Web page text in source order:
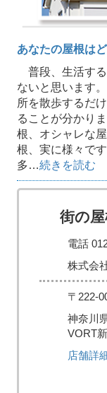
あなたの屋根は
普段、生活する
ないと思います
所を散歩するだ
ることが分かり
根、オシャレな
根、実に様々で
多…続きを読む
街の
電話
株式会
〒222-
神奈川
VORT
店舗詳